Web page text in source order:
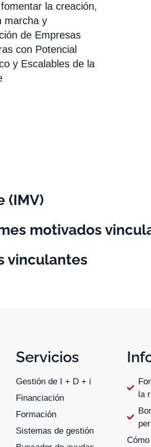
la creación,
marcha y
de Empresas
con Potencial
y Escalables de la
(IMV)
motivados
vinculantes
Servicios
Gestión de I + D + i
Financiación
Formación
Sistemas de gestión
la